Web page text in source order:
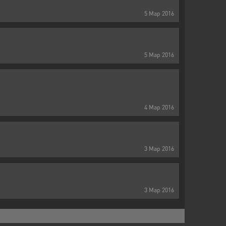
5 Мар 2016
5 Мар 2016
4 Мар 2016
3 Мар 2016
3 Мар 2016